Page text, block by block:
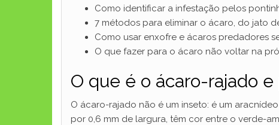
Como identificar a infestação pelos
7 métodos para eliminar o ácaro, do jato
Como usar enxofre e ácaros predadores
O que fazer para o ácaro não voltar na
O que é o ácaro-rajado
O ácaro-rajado não é um inseto: é um
por 0,6 mm de largura, têm cor entre o verde-